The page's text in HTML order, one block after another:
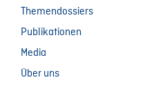
Themendossiers
Publikationen
Media
Über uns